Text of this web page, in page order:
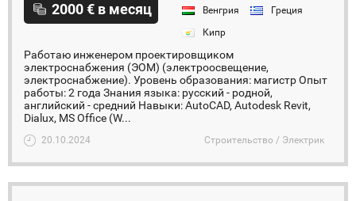
2000 € в месяц Венгрия
Греция
Кипр
Работаю инженером проектировщиком
электроснабжения (ЭОМ) (электроосвещение,
электроснабжение). Уровень образования: магистр Опыт
работы: 2 года Знания языка: русский - родной,
английский - средний Навыки: AutoCAD, Autodesk Revit,
Dialux, MS Office (W...
20.10.2024 Строительство / Электрик